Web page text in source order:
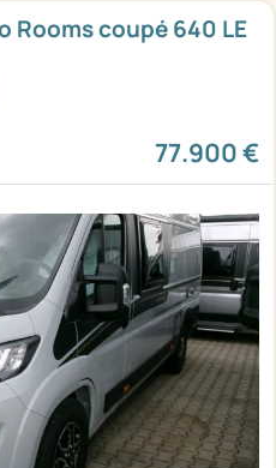
Rooms coupé 640 LE
77.900 €